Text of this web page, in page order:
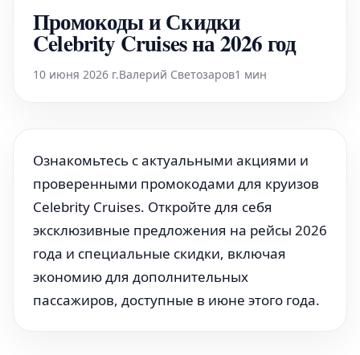
Промокоды и Скидки
Celebrity Cruises на 2026 год
10 июня 2026 г.Валерий Светозаров1 мин
Ознакомьтесь с актуальными акциями и
проверенными промокодами для круизов
Celebrity Cruises. Откройте для себя
эксклюзивные предложения на рейсы 2026
года и специальные скидки, включая
экономию для дополнительных
пассажиров, доступные в июне этого года.